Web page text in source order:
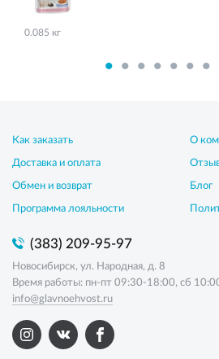
0.085 кг
Как заказать
Доставка и оплата
Обмен и возврат
Программа лояльности
О
Блог
(383) 209-95-97
Новосибирск, ул. Народная, д. 8
Время работы: пн-пт 09:30-18:00, сб
info@glavnoehvost.ru